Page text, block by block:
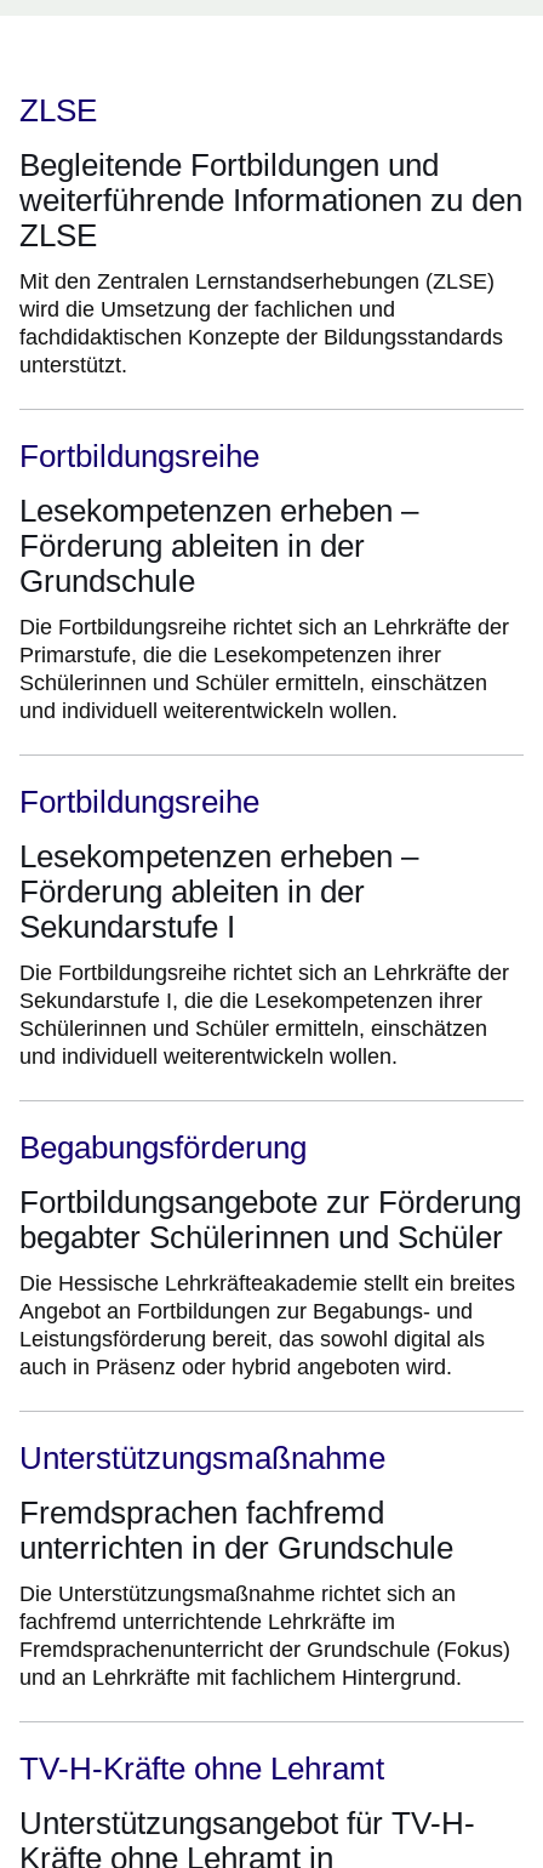
ZLSE
Begleitende Fortbildungen und
weiterführende Informationen zu den
ZLSE
Mit den Zentralen Lernstandserhebungen (ZLSE)
wird die Umsetzung der fachlichen und
fachdidaktischen Konzepte der Bildungsstandards
unterstützt.
Fortbildungsreihe
Lesekompetenzen erheben –
Förderung ableiten in der
Grundschule
Die Fortbildungsreihe richtet sich an Lehrkräfte der
Primarstufe, die die Lesekompetenzen ihrer
Schülerinnen und Schüler ermitteln, einschätzen
und individuell weiterentwickeln wollen.
Fortbildungsreihe
Lesekompetenzen erheben –
Förderung ableiten in der
Sekundarstufe I
Die Fortbildungsreihe richtet sich an Lehrkräfte der
Sekundarstufe I, die die Lesekompetenzen ihrer
Schülerinnen und Schüler ermitteln, einschätzen
und individuell weiterentwickeln wollen.
Begabungsförderung
Fortbildungsangebote zur Förderung
begabter Schülerinnen und Schüler
Die Hessische Lehrkräfteakademie stellt ein breites
Angebot an Fortbildungen zur Begabungs- und
Leistungsförderung bereit, das sowohl digital als
auch in Präsenz oder hybrid angeboten wird.
Unterstützungsmaßnahme
Fremdsprachen fachfremd
unterrichten in der Grundschule
Die Unterstützungsmaßnahme richtet sich an
fachfremd unterrichtende Lehrkräfte im
Fremdsprachenunterricht der Grundschule (Fokus)
und an Lehrkräfte mit fachlichem Hintergrund.
TV-H-Kräfte ohne Lehramt
Unterstützungsangebot für TV-H-
Kräfte ohne Lehramt in